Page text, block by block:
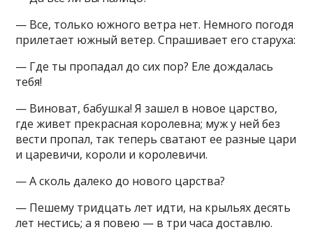
— Все, только южного ветра нет. Немного погодя
прилетает южный ветер. Спрашивает его старуха:
— Где ты пропадал до сих пор? Еле дождалась
тебя!
— Виноват, бабушка! Я зашел в новое царство,
где живет прекрасная королевна; муж у ней без
вести пропал, так теперь сватают ее разные цари
и царевичи, короли и королевичи.
— А сколь далеко до нового царства?
— Пешему тридцать лет идти, на крыльях десять
лет нестись; а я повею — в три часа доставлю.